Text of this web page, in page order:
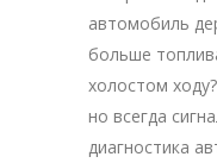
автомобиль
больше
холостом
но всегда
диагностика